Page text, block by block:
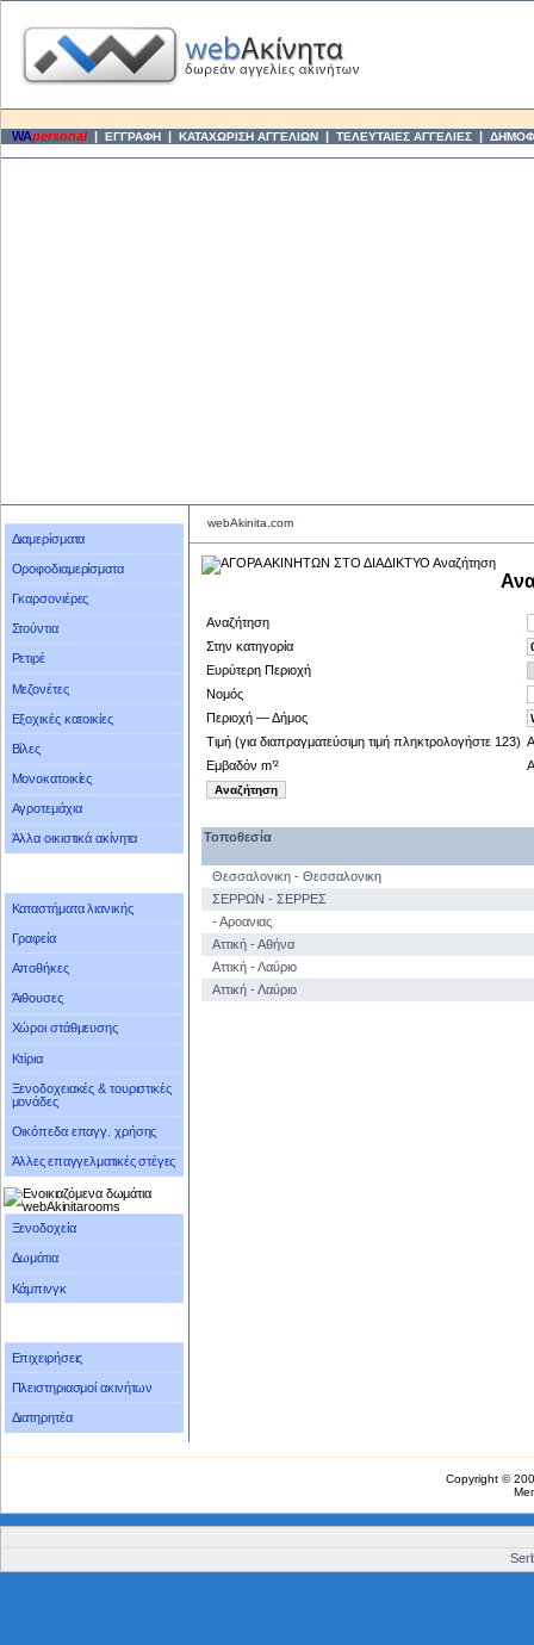
WApersonal | ΕΓΓΡΑΦΗ | ΚΑΤΑΧΩΡΙΣΗ ΑΓΓΕΛΙΩΝ | ΤΕΛΕΥΤΑΙΕΣ ΑΓΓΕΛΙΕΣ |
Διαμερίσματα
Οροφοδιαμερίσματα
Γκαρσονιέρες
Στούντια
Ρετιρέ
Μεζονέτες
Εξοχικές κατοικίες
Βίλες
Μονοκατοικίες
Αγροτεμάχια
Άλλα οικιστικά ακίνητα
Καταστήματα λιανικής
Γραφεία
Αποθήκες
Άιθουσες
Χώροι στάθμευσης
Κτίρια
Ξενοδοχειακές & τουριστικές
μονάδες
Οικόπεδα επαγγ. χρήσης
Άλλες επαγγελματικές στέγες
Ξενοδοχεία
Δωμάτια
Κάμπινγκ
Επιχειρήσεις
Πλειστηριασμοί ακινήτων
Διατηρητέα
webAkinita.com
Αναζήτηση
Στην κατηγορία
Ευρύτερη Περιοχή
Νομός
Περιοχή — Δήμος
Τιμή (για διαπραγματεύσιμη τιμή πληκτρολογήστε 123)
Εμβαδόν m’²
Τοποθεσία
Θεσσαλονικη - Θεσσαλονικη
ΣΕΡΡΩΝ - ΣΕΡΡΕΣ
- Aροανιας
Αττική - Αθήνα
Αττική - Λαύριο
Αττική - Λαύριο
Copyright ©